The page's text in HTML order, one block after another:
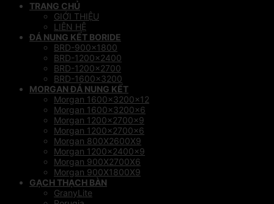
TRANG CHỦ
GIỚI THIỆU
LIÊN HỆ
ĐÁ NUNG KẾT BORIDE
BRD-900×1800
BRD-1200×2400
BRD-1200×2700
BRD-1600×3200
MORGAN ĐÁ NUNG KẾT
Morgan 1600x3200x12
Morgan 1600x3200x6
Morgan 1200x2700x9
Morgan 1200x2700x6
Morgan 800X2600X9
Morgan 1200x2400x9
Morgan 900X2700X6
Morgan 900X1800X9
GẠCH THẠCH BÀN
GranyLite